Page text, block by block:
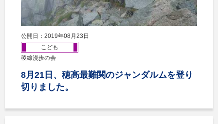
公開日：2019年08月23日
こども
稜線漫歩の会
8月21日、穂高最難関のジャンダルムを登り
切りました。